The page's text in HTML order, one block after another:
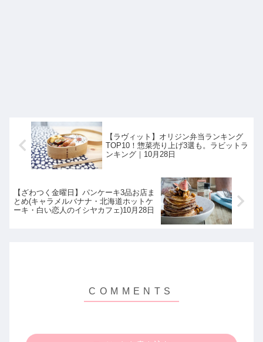
【ラヴィット】オリジン弁当ランキング
TOP10！惣菜売り上げ3選も。ラビットラ
ンキング｜10月28日
【ざわつく金曜日】パンケーキ3品お店ま
とめ(キャラメルバナナ・北海道ホットケ
ーキ・白い恋人のイシヤカフェ)10月28日